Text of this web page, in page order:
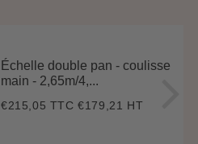
Échelle double pan - coulisse
main - 2,65m/4,...
Prix
€215,05 TTC€215,05
€179,21 HT